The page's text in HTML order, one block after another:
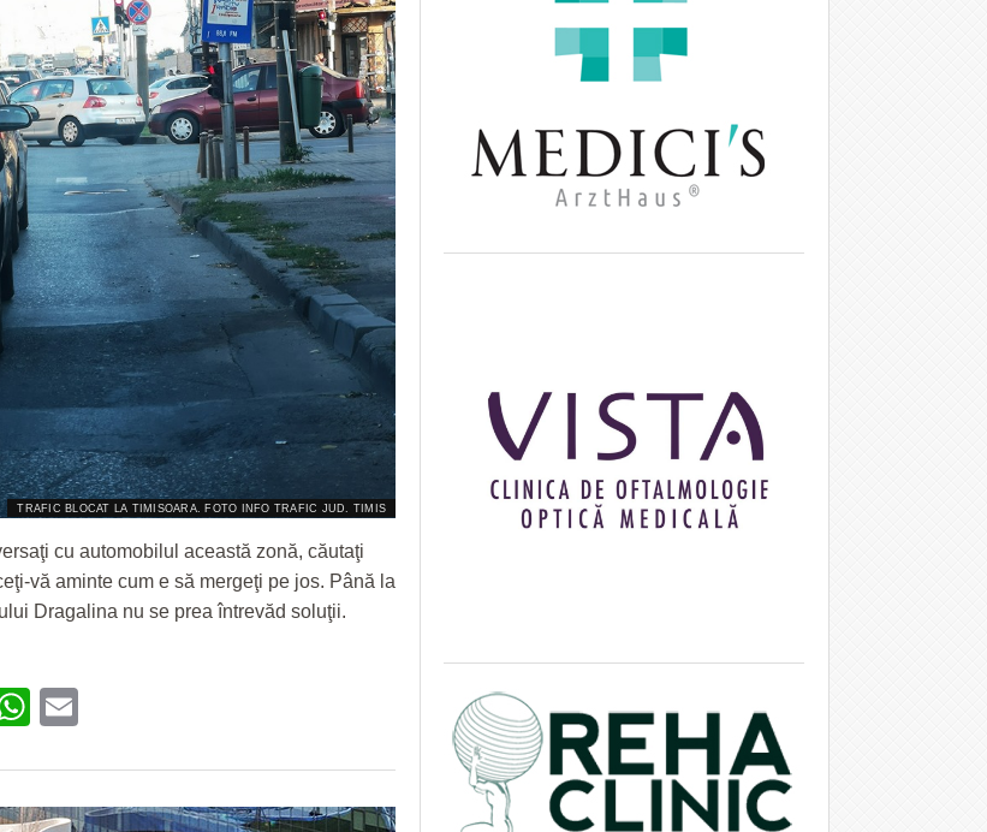
TRAFIC BLOCAT LA TIMISOARA. FOTO INFO TRAFIC JUD. TIMIS
cu automobilul această zonă, căutaţi
vă aminte cum e să mergeţi pe jos. Până la
Dragalina nu se prea întrevăd soluţii.
WhatsApp